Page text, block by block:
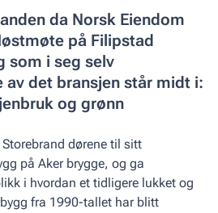
da Norsk Eiendom
på Filipstad
som i seg selv
av det bransjen står midt i:
og grønn
dørene til sitt
på Aker brygge, og ga
i hvordan et tidligere lukket og
fra 1990-tallet har blitt